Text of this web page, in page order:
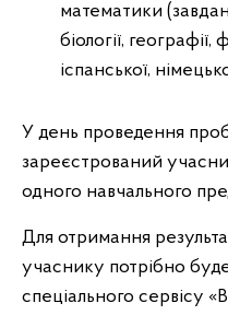
математики
біології, географії,
іспанської,
У день проведення
зареєстрований
одного навчального
Для отримання
учаснику потрібно буде
спеціального сервісу